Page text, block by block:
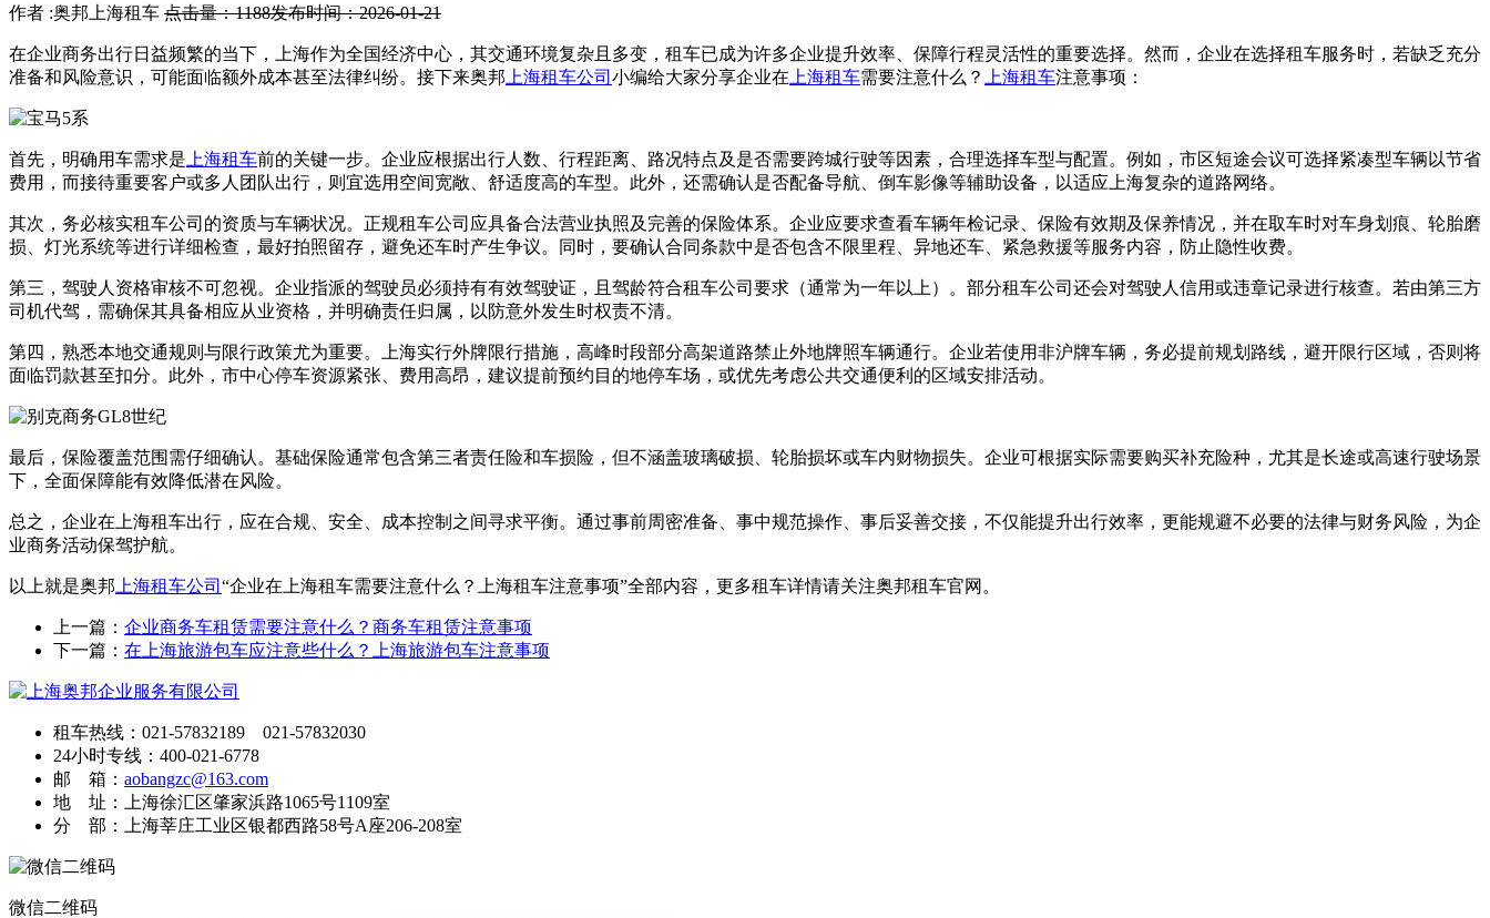
作者 :奥邦上海租车 点击量：1188发布时间：2026-01-21
在企业商务出行日益频繁的当下，上海作为全国经济中心，其交通环境复杂且多变，租车已成为许多企业提升效率、保障行程灵活性的重要选择。然而，企业在选择租车服务时，若缺乏充分
准备和风险意识，可能面临额外成本甚至法律纠纷。接下来奥邦 上海租车公司 小编给大家分享企业在 上海租车需要注意什么？ 上海租车注意事项：
首先，明确用车需求是 上海租车前的关键一步。企业应根据出行人数、行程距离、路况特点及是否需要跨城行驶等因素，合理选择车型与配置。例如，市区短途会议可选择紧凑型车辆以节省
费用，而接待重要客户或多人团队出行，则宜选用空间宽敞、舒适度高的车型。此外，还需确认是否配备导航、倒车影像等辅助设备，以适应上海复杂的道路网络。
其次，务必核实租车公司的资质与车辆状况。正规租车公司应具备合法营业执照及完善的保险体系。企业应要求查看车辆年检记录、保险有效期及保养情况，并在取车时对车身划痕、轮胎磨
损、灯光系统等进行详细检查，最好拍照留存，避免还车时产生争议。同时，要确认合同条款中是否包含不限里程、异地还车、紧急救援等服务内容，防止隐性收费。
第三，驾驶人资格审核不可忽视。企业指派的驾驶员必须持有有效驾驶证，且驾龄符合租车公司要求（通常为一年以上）。部分租车公司还会对驾驶人信用或违章记录进行核查。若由第三方
司机代驾，需确保其具备相应从业资格，并明确责任归属，以防意外发生时权责不清。
第四，熟悉本地交通规则与限行政策尤为重要。上海实行外牌限行措施，高峰时段部分高架道路禁止外地牌照车辆通行。企业若使用非沪牌车辆，务必提前规划路线，避开限行区域，否则将
面临罚款甚至扣分。此外，市中心停车资源紧张、费用高昂，建议提前预约目的地停车场，或优先考虑公共交通便利的区域安排活动。
最后，保险覆盖范围需仔细确认。基础保险通常包含第三者责任险和车损险，但不涵盖玻璃破损、轮胎损坏或车内财物损失。企业可根据实际需要购买补充险种，尤其是长途或高速行驶场景
下，全面保障能有效降低潜在风险。
总之，企业在上海租车出行，应在合规、安全、成本控制之间寻求平衡。通过事前周密准备、事中规范操作、事后妥善交接，不仅能提升出行效率，更能规避不必要的法律与财务风险，为企
业商务活动保驾护航。
以上就是奥邦 上海租车公司 “企业在上海租车需要注意什么？上海租车注意事项”全部内容，更多租车详情请关注奥邦租车官网。
上一篇： 企业商务车租赁需要注意什么？商务车租赁注意事项
下一篇： 在上海旅游包车应注意些什么？上海旅游包车注意事项
租车热线：021-57832189 021-57832030
24小时专线：400-021-6778
邮 箱： aobangzc@163.com
地 址：上海徐汇区肇家浜路1065号1109室
分 部：上海莘庄工业区银都西路58号A座206-208室
微信二维码